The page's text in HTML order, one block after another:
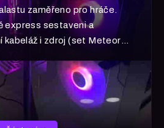
zaměřeno pro hráče.
express sestaveni a
kabeláž i zdroj (set Meteor